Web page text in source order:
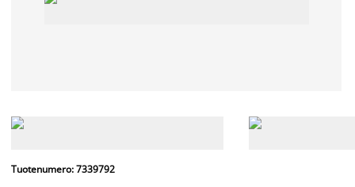
Tuotenumero: 7339792